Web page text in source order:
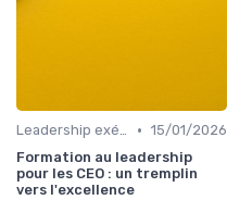
Leadership exécutif & prise de décision • 15/01/2026
Formation au leadership
pour les CEO : un tremplin
vers l'excellence